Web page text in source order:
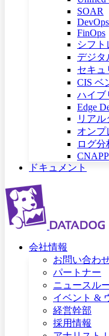
SOAR
DevOps
FinOps
シフト
デジタ
セキュ
CIS ベ
ハイブ
Edge
リア
オンプ
ログ分
CNAPP
ドキュメント
会社情報
お問い合わ
パートナー
ニュースル
イベント &
経営幹部
採用情報